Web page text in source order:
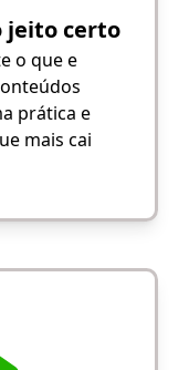
jeito certo
o que e
prática e
mais cai